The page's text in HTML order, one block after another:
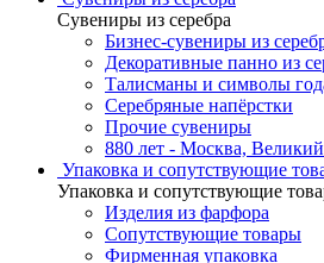
Сувениры из серебра
Бизнес-сувениры из
Декоративные панно из
Талисманы и символы
Серебряные напёрстки
Прочие сувениры
880 лет - Москва,
Упаковка и сопутствующие
Упаковка и сопутствующие
Изделия из фарфора
Сопутствующие товары
Фирменная упаковка